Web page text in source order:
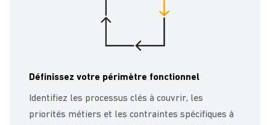
Définissez votre périmètre fonctionnel
Identifiez les processus clés à couvrir, les
priorités métiers et les contraintes spécifiques à